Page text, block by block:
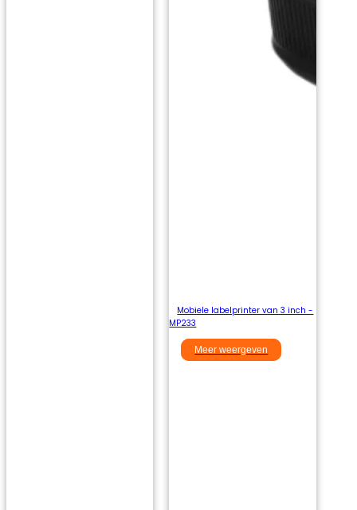
Mobiele labelprinter van 3 inch -
MP233
Meer weergeven